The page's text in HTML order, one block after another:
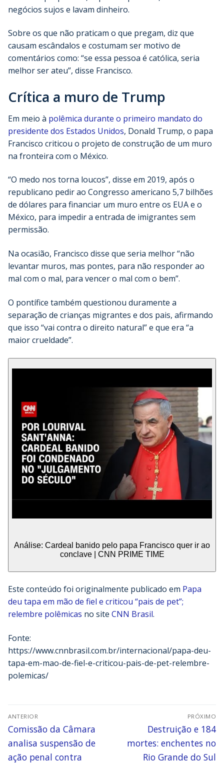
negócios sujos e lavam dinheiro.
Sobre os que não praticam o que pregam, diz que
causam escândalos e costumam ser motivo de
comentários como: “se essa pessoa é católica, seria
melhor ser ateu”, disse Francisco.
Crítica a muro de Trump
Em meio à polêmica durante o primeiro mandato do
presidente dos Estados Unidos, Donald Trump, o papa
Francisco criticou o projeto de construção de um muro
na fronteira com o México.
“O medo nos torna loucos”, disse em 2019, após o
republicano pedir ao Congresso americano 5,7 bilhões
de dólares para financiar um muro entre os EUA e o
México, para impedir a entrada de imigrantes sem
permissão.
Na ocasião, Francisco disse que seria melhor “não
levantar muros, mas pontes, para não responder ao
mal com o mal, para vencer o mal com o bem”.
O pontífice também questionou duramente a
separação de crianças migrantes e dos pais, afirmando
que isso “vai contra o direito natural” e que era “a
maior crueldade”.
Análise: Cardeal banido pelo papa Francisco quer ir ao
conclave | CNN PRIME TIME
Este conteúdo foi originalmente publicado em Papa
deu tapa em mão de fiel e criticou “pais de pet”;
relembre polêmicas no site CNN Brasil.
Fonte:
https://www.cnnbrasil.com.br/internacional/papa-deu-
tapa-em-mao-de-fiel-e-criticou-pais-de-pet-relembre-
polemicas/
ANTERIOR
Comissão da Câmara
analisa suspensão de
ação penal contra
PRÓXIMO
Destruição e 184
mortes: enchentes no
Rio Grande do Sul